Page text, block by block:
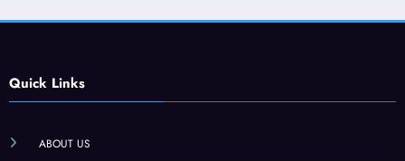
Quick Links
ABOUT US